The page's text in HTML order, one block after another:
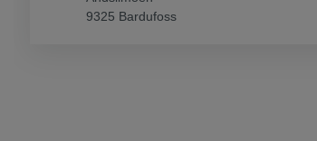
9325 Bardufoss